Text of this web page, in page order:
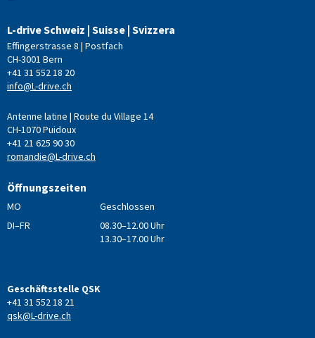
L-drive Schweiz | Suisse | Svizzera
Effingerstrasse 8 | Postfach
CH-3001 Bern
+41 31 552 18 20
info@L-drive.ch
Antenne latine | Route du Village 14
CH-1070 Puidoux
+41 21 625 90 30
romandie@L-drive.ch
Öffnungszeiten
MO
Geschlossen
DI–FR
08.30–12.00 Uhr
13.30–17.00 Uhr
Geschäftsstelle QSK
+41 31 552 18 21
qsk@L-drive.ch